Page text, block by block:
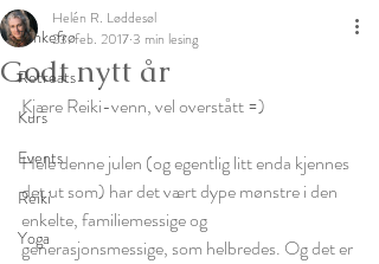
Tankefrø
Retreats
Kurs
Events
Reiki
Yoga
Godt nytt år
Helén R. Løddesøl
23. feb. 20173 min lesing
Kjære Reiki-venn, vel overstått =)
Hele denne julen (og egentlig litt enda kjennes
det ut som) har det vært dype mønstre i den
enkelte, familiemessige og
generasjonsmessige, som helbredes. Og det er